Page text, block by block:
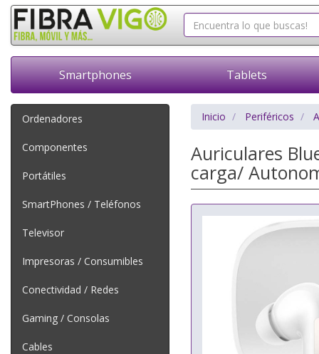
Smartphones Tablets
Ordenadores
Componentes
Portátiles
SmartPhones / Teléfonos
Televisor
Impresoras / Consumibles
Conectividad / Redes
Gaming / Consolas
Cables
Inicio Periféricos
Auriculares
carga/